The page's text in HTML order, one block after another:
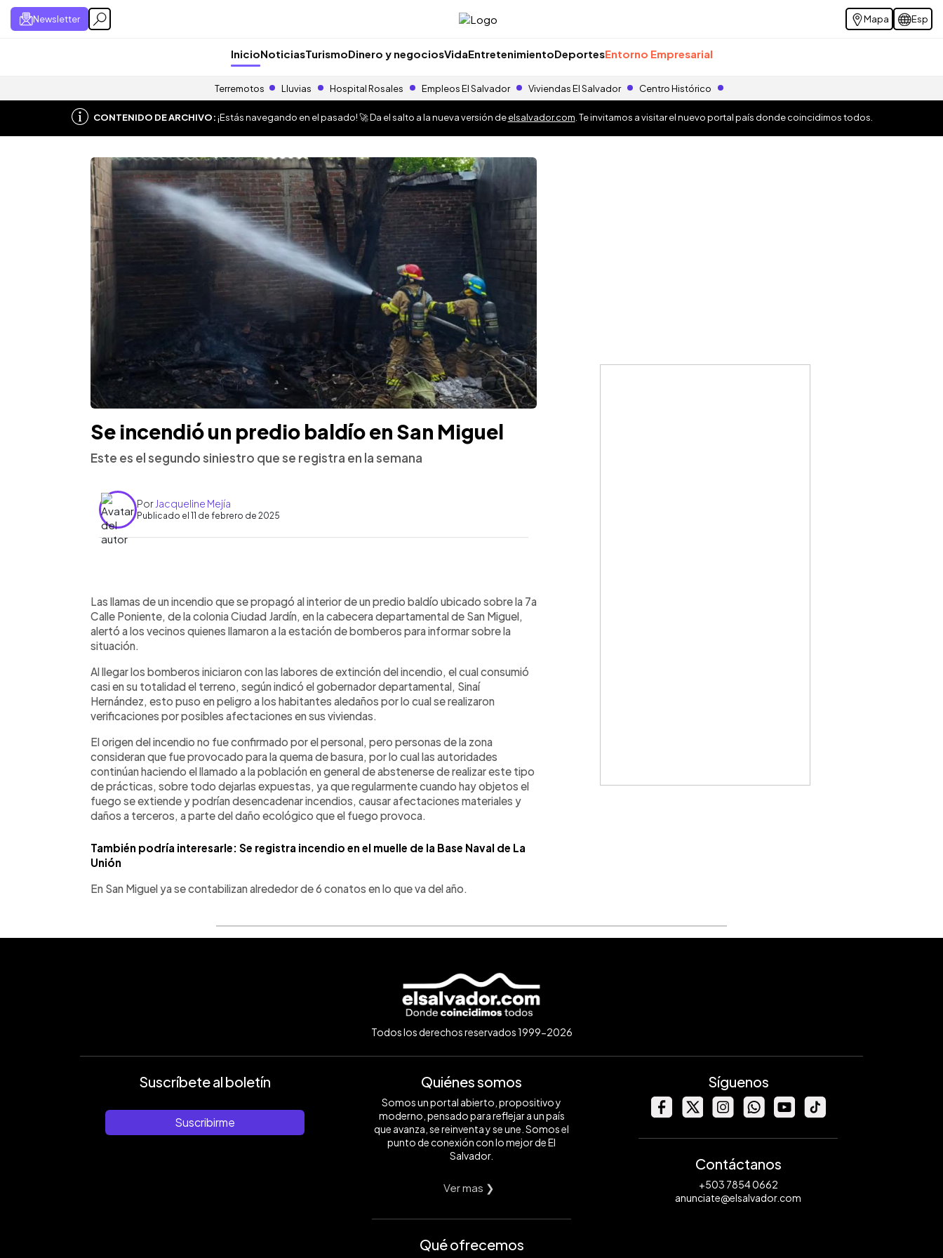
Newsletter Mapa Esp
InicioNoticiasTurismoDinero y negociosVidaEntretenimientoDeportesEntorno Empresarial
Terremotos Lluvias Hospital Rosales Empleos El Salvador Viviendas El Salvador Centro Histórico
CONTENIDO DE ARCHIVO:¡Estás navegando en el pasado! 🚀 Da el salto a la nueva versión deelsalvador.com . Te invitamos a visitar el nuevo portal país donde coincidimos todos.
Se incendió un predio baldío en San Miguel
Este es el segundo siniestro que se registra en la semana
Por Jacqueline Mejía
Publicado el 11 de febrero de 2025
Escuchar artículo
Las llamas de un incendio que se propagó al interior de un predio baldío ubicado sobre la 7a
Calle Poniente, de la colonia Ciudad Jardín, en la cabecera departamental de San Miguel,
alertó a los vecinos quienes llamaron a la estación de bomberos para informar sobre la
situación.
Al llegar los bomberos iniciaron con las labores de extinción del incendio, el cual consumió
casi en su totalidad el terreno, según indicó el gobernador departamental, Sinaí
Hernández, esto puso en peligro a los habitantes aledaños por lo cual se realizaron
verificaciones por posibles afectaciones en sus viviendas.
El origen del incendio no fue confirmado por el personal, pero personas de la zona
consideran que fue provocado para la quema de basura, por lo cual las autoridades
continúan haciendo el llamado a la población en general de abstenerse de realizar este tipo
de prácticas, sobre todo dejarlas expuestas, ya que regularmente cuando hay objetos el
fuego se extiende y podrían desencadenar incendios, causar afectaciones materiales y
daños a terceros, a parte del daño ecológico que el fuego provoca.
También podría interesarle: Se registra incendio en el muelle de la Base Naval de La
Unión
En San Miguel ya se contabilizan alrededor de 6 conatos en lo que va del año.
Todos los derechos reservados 1999-2026
Suscríbete al boletín
Suscribirme
Quiénes somos
Somos un portal abierto, propositivo y
moderno, pensado para reflejar a un país
que avanza, se reinventa y se une. Somos el
punto de conexión con lo mejor de El
Salvador.
Ver mas ❯
Qué ofrecemos
Síguenos
Contáctanos
+503 7854 0662
anunciate@elsalvador.com